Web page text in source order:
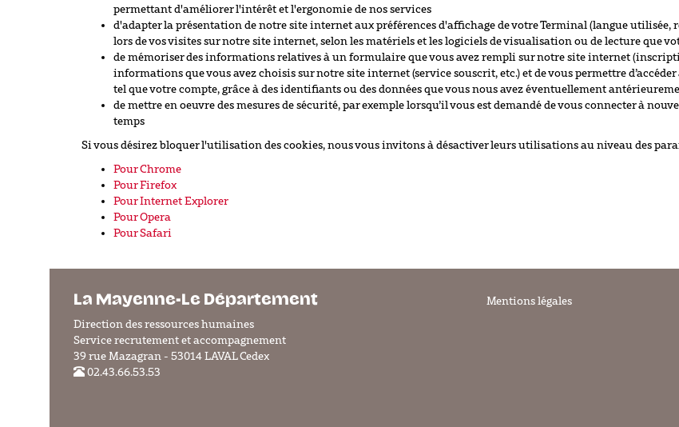
permettant d'améliorer l'intérêt et l'ergonomie de nos services
d'adapter la présentation de notre site internet aux préférences d'affichage de votre Terminal (langue
lors de vos visites sur notre site internet, selon les matériels et les logiciels de visualisation ou de lecture que
de mémoriser des informations relatives à un formulaire que vous avez rempli sur notre site internet
informations que vous avez choisis sur notre site internet (service souscrit, etc.) et de vous permettre
tel que votre compte, grâce à des identifiants ou des données que vous nous avez éventuellement
de mettre en oeuvre des mesures de sécurité, par exemple lorsqu’il vous est demandé de vous connecter à
temps
Si vous désirez bloquer l'utilisation des cookies, nous vous invitons à désactiver leurs utilisations au niveau des
Pour Chrome
Pour Firefox
Pour Internet Explorer
Pour Opera
Pour Safari
La Mayenne-Le Département
Direction des ressources humaines
Service recrutement et accompagnement
39 rue Mazagran - 53014 LAVAL Cedex
02.43.66.53.53
Mentions légales